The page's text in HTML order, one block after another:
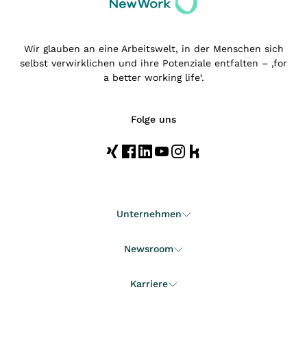
Wir glauben an eine Arbeitswelt, in der Menschen sich
selbst verwirklichen und ihre Potenziale entfalten – ‚for
a better working life‘.
Folge uns
Unternehmen
Newsroom
Karriere